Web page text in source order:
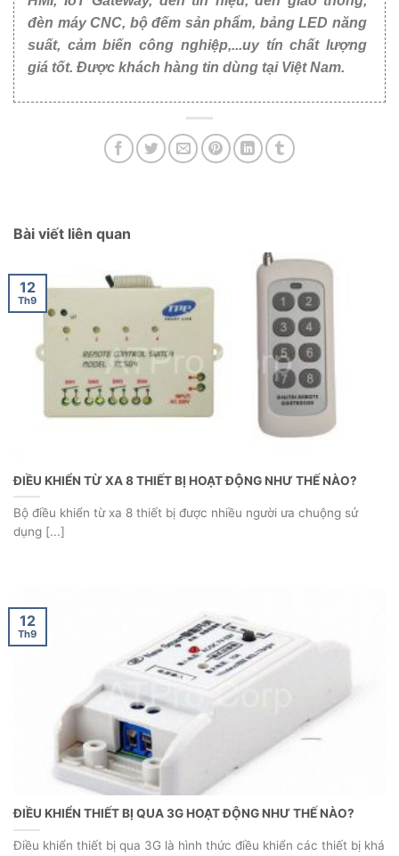
đèn máy CNC, bộ đếm sản phẩm, bảng LED năng
suất, cảm biến công nghiệp,...uy tín chất lượng
giá tốt. Được khách hàng tin dùng tại Việt Nam.
Bài viết liên quan
ĐIỀU KHIỂN TỪ XA 8 THIẾT BỊ HOẠT ĐỘNG NHƯ THẾ NÀO?
Bộ điều khiển từ xa 8 thiết bị được nhiều người ưa chuộng sử
dụng [...]
12
Th9
ĐIỀU KHIỂN THIẾT BỊ QUA 3G HOẠT ĐỘNG NHƯ THẾ NÀO?
Điều khiển thiết bị qua 3G là hình thức điều khiển các thiết bị khá
12
Th9